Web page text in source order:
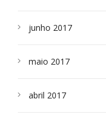
junho 2017
maio 2017
abril 2017